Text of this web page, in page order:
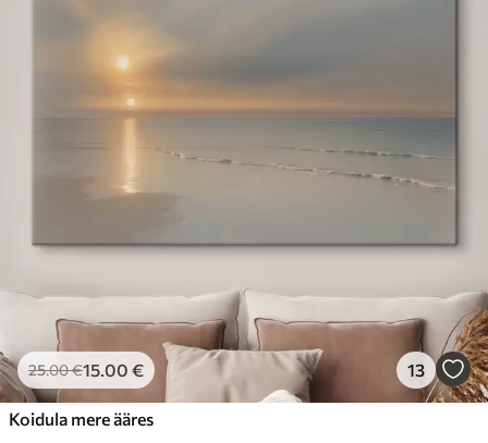
25.00€15.00 € 13
Koidula mere ääres